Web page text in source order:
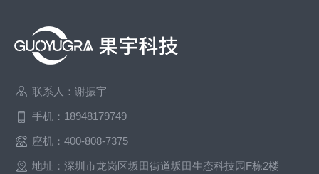
联系人：谢振宇
手机：18948179749
座机：400-808-7375
地址：深圳市龙岗区坂田街道坂田生态科技园F栋2楼